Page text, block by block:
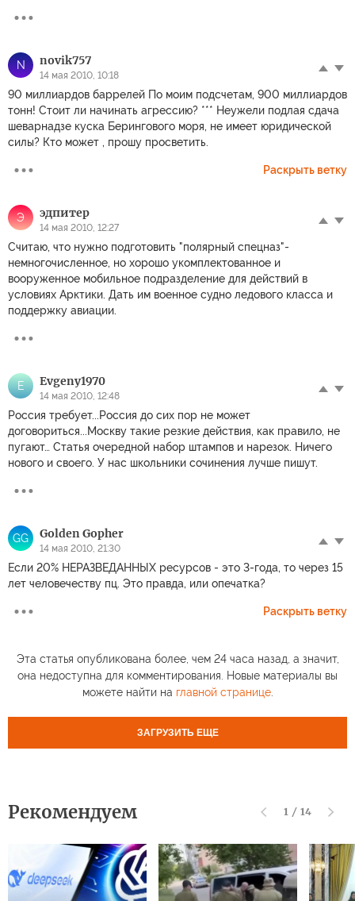
N novik757
14 мая 2010, 10:18
90 миллиардов баррелей По моим подсчетам, 900 миллиардов
тонн! Стоит ли начинать агрессию? *** Неужели подлая сдача
шеварнадзе куска Берингового моря, не имеет юридической
силы? Кто может , прошу просветить.
Раскрыть ветку
Э эдпитер
14 мая 2010, 12:27
Считаю, что нужно подготовить "полярный спецназ"-
немногочисленное, но хорошо укомплектованное и
вооруженное мобильное подразделение для действий в
условиях Арктики. Дать им военное судно ледового класса и
поддержку авиации.
E Evgeny1970
14 мая 2010, 12:48
Россия требует...Россия до сих пор не может
договориться...Москву такие резкие действия, как правило, не
пугают… Статья очередной набор штампов и нарезок. Ничего
нового и своего. У нас школьники сочинения лучше пишут.
GG Golden Gopher
14 мая 2010, 21:30
Если 20% НЕРАЗВЕДАННЫХ ресурсов - это 3-года, то через 15
лет человечеству пц. Это правда, или опечатка?
Раскрыть ветку
Эта статья опубликована более, чем 24 часа назад, а значит,
она недоступна для комментирования. Новые материалы вы
можете найти на главной странице.
ЗАГРУЗИТЬ ЕЩЕ
Рекомендуем 1 / 14